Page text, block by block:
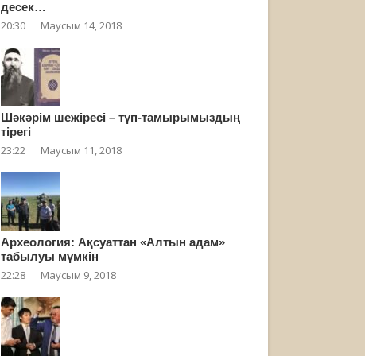
десек…
20:30 Маусым 14, 2018
Шәкәрім шежіресі – түп-тамырымыздың
тірегі
23:22 Маусым 11, 2018
Археология: Ақсуаттан «Алтын адам»
табылуы мүмкін
22:28 Маусым 9, 2018